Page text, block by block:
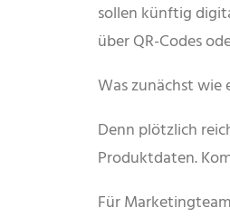
sollen künftig
über QR-Codes
Was zunächst
Denn plötzlich
Produktdaten.
Für